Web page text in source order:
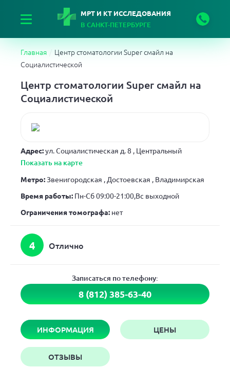
МРТ И КТ ИССЛЕДОВАНИЯ
В САНКТ-ПЕТЕРБУРГЕ
Главная
Центр стоматологии Super смайл на
Социалистической
Центр стоматологии Super смайл на
Социалистической
Адрес:ул. Социалистическая д. 8 , Центральный
Показать на карте
Метро:Звенигородская , Достоевская , Владимирская
Время работы: Пн-Сб 09:00-21:00,Вс выходной
Ограничения томографа: нет
4 Отлично
Записаться по телефону:
8 (812) 385-63-40
ИНФОРМАЦИЯ ЦЕНЫ
ОТЗЫВЫ